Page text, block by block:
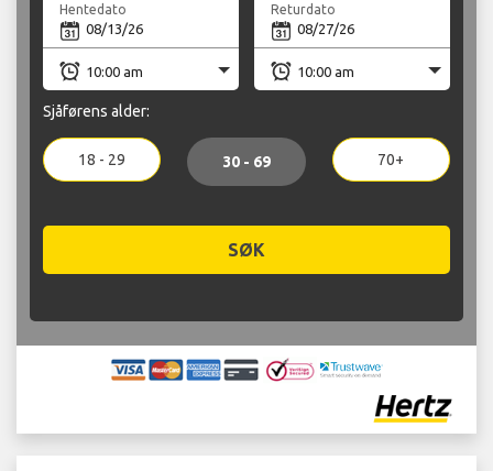
Hentedato Returdato
Sjåførens alder:
18 - 29 30 - 69 70+
SØK